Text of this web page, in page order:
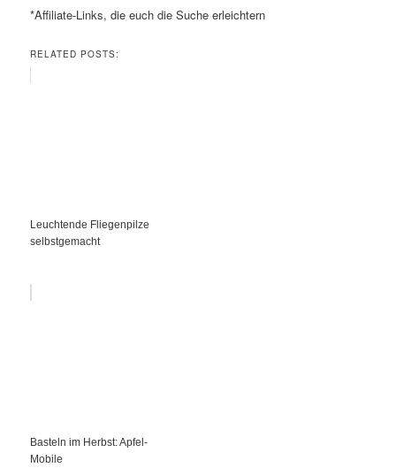
*Affiliate-Links, die euch die Suche erleichtern
RELATED POSTS:
Leuchtende Fliegenpilze
selbstgemacht
Basteln im Herbst: Apfel-
Mobile